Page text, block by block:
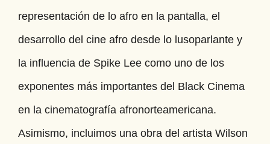
representación de lo afro en la pantalla, el
desarrollo del cine afro desde lo lusoparlante y
la influencia de Spike Lee como uno de los
exponentes más importantes del Black Cinema
en la cinematografía afronorteamericana.
Asimismo, incluimos una obra del artista Wilson